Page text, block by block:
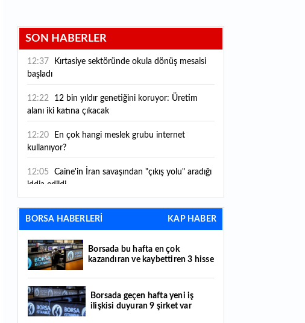
SON HABERLER
12:37
başladı
12:22
alanı iki katına çıkacak
12:20
kullanıyor?
12:05
Caine'in İran savaşından "çıkış yolu" aradığı
iddia edildi
11:54 "Esnaf ve sanatkara bu yılın ilk yarısında
yaklaşık 75 milyar lira finansman sağladık"
11:52 Yaratıcılık ve ticaret bir araya geldi: İşte
İstanbul'un yeni girişimcilik alanı
Carrier'ın paylarının tamamını devralıyor
BORSA HABERLERİ KAP HABER
Borsada bu hafta en çok
kazandıran ve kaybettiren 3 hisse
Borsada geçen hafta yeni iş
ilişkisi duyuran 9 şirket var